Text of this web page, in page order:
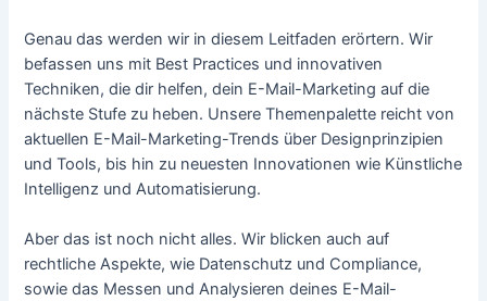
Genau das werden wir in diesem Leitfaden erörtern. Wir
befassen uns mit Best Practices und innovativen
Techniken, die dir helfen, dein E-Mail-Marketing auf die
nächste Stufe zu heben. Unsere Themenpalette reicht von
aktuellen E-Mail-Marketing-Trends über Designprinzipien
und Tools, bis hin zu neuesten Innovationen wie Künstliche
Intelligenz und Automatisierung.
Aber das ist noch nicht alles. Wir blicken auch auf
rechtliche Aspekte, wie Datenschutz und Compliance,
sowie das Messen und Analysieren deines E-Mail-